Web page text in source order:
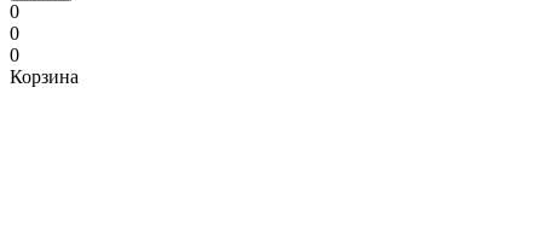
0
0
0
Корзина